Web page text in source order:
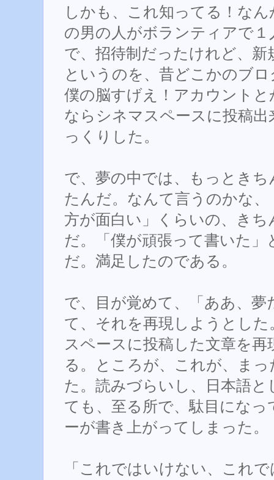
しかも、これ知ってる！な
の男の人がボランティアで
で、招待制だったけれど、
というのを、昔どこかのブ
僕の脳すげえ！アカウント
ならシネマスペースに投稿
っくりした。
で、夢の中では、もっとき
たんだ。なんて言うのかな
方が面白い」くらいの、き
だ。「僕が頑張って書いた
だ。満足したのである。
で、目が覚めて、「ああ、
て、それを再現しようとし
スペースに投稿した文章を
る。ところが、これが、ま
た。読みづらいし、日本語
ても、至る所で、駄目にな
ーが書き上がってしまった。
「これではいけない、これ